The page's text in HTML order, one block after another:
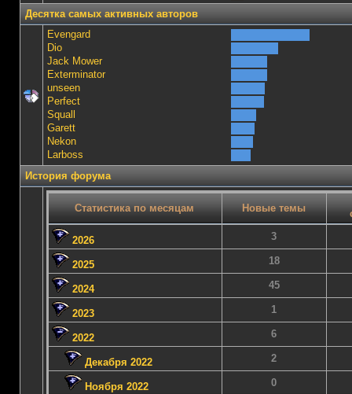
Десятка самых активных авторов
Evengard
Dio
Jack Mower
Exterminator
unseen
Perfect
Squall
Garett
Nekon
Lаrboss
История форума
Статистика по месяцам Новые темы
2026 3
2025 18
2024 45
2023 1
2022 6
Декабря 2022 2
Ноября 2022 0